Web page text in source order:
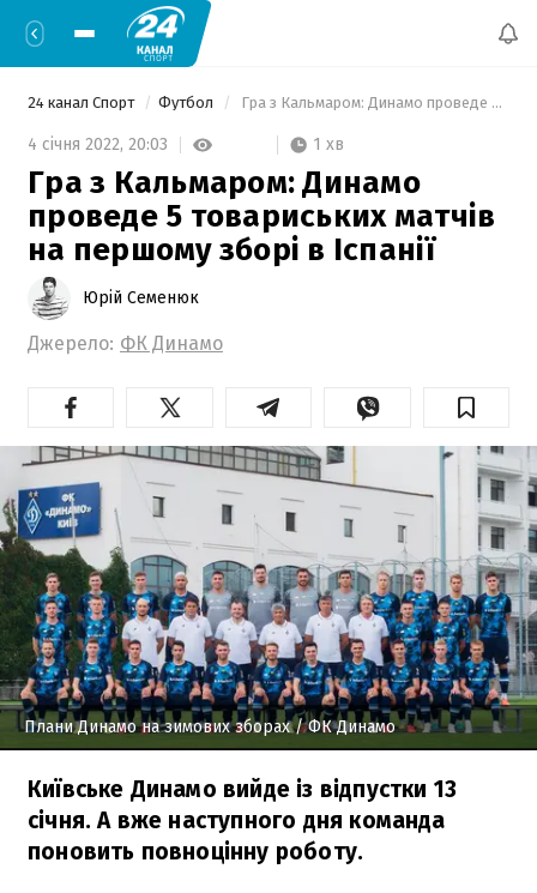
24 канал Спорт Футбол Гра з Кальмаром: Динамо проведе 5 товариських матчів на першому зборі в Іспанії
4 січня 2022, 20:03 1 хв
Гра з Кальмаром: Динамо
проведе 5 товариських матчів
на першому зборі в Іспанії
Юрій Семенюк
Джерело: ФК Динамо
Плани Динамо на зимових зборах/ ФК Динамо
Київське Динамо вийде із відпустки 13
січня. А вже наступного дня команда
поновить повноцінну роботу.